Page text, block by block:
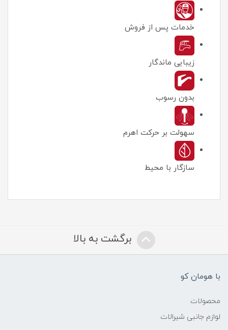
خدمات پس از فروش
زیبایی ماندگار
بدون رسوب
سهولت بر حرکت اهرم
سازگار با محیط
برگشت به بالا
با هومان کو
محصولات
لوازم جانبی شیرالات